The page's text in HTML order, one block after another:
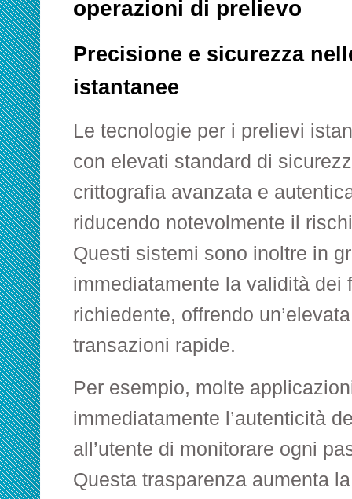
operazioni di prelievo
Precisione e sicurezza
istantanee
Le tecnologie per i prelievi
con elevati standard di
crittografia avanzata e
riducendo notevolmente il
Questi sistemi sono inoltre in
immediatamente la validità dei
richiedente, offrendo
transazioni rapide.
Per esempio, molte
immediatamente l’autenticità
all’utente di monitorare ogni
Questa trasparenza aumenta